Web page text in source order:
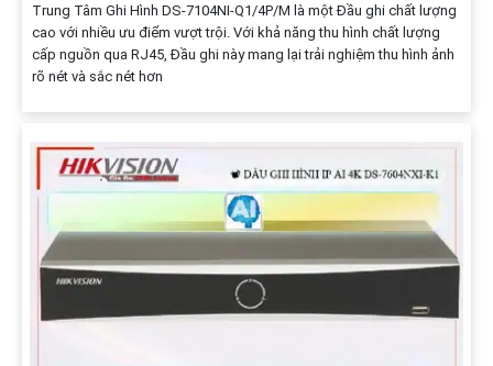
Trung Tâm Ghi Hình DS-7104NI-Q1/4P/M là một Đầu ghi chất lượng
cao với nhiều ưu điểm vượt trội. Với khả năng thu hình chất lượng
cấp nguồn qua RJ45, Đầu ghi này mang lại trải nghiệm thu hình ảnh
rõ nét và sắc nét hơn